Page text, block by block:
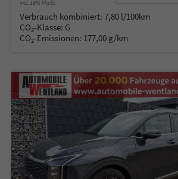
incl. 19% MwSt.
Verbrauch kombiniert: 7,80 l/100km
CO2-Klasse: G
CO2-Emissionen: 177,00 g/km